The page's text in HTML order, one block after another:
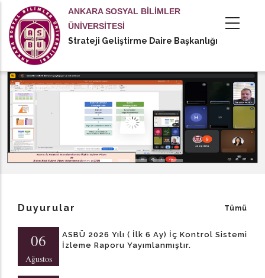
içeriğe
atla
ANKARA SOSYAL BİLİMLER
ÜNİVERSİTESİ
Strateji Geliştirme Daire Başkanlığı
actions
Duyurular Tümü
06
Ağustos
ASBÜ 2026 Yılı ( İlk 6 Ay) İç Kontrol Sistemi
İzleme Raporu Yayımlanmıştır.